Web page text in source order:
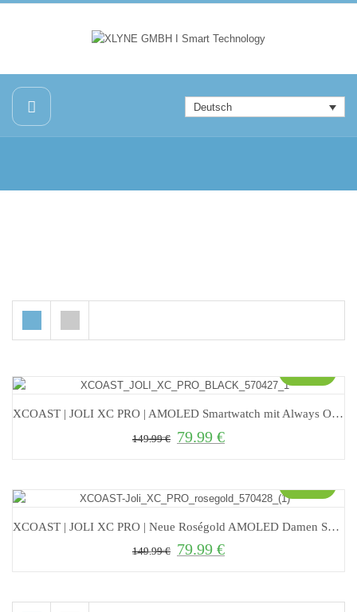
Deutsch
XCOAST | JOLI XC PRO | AMOLED Smartwatch mit Always On Display
149.99€ Ursprünglicher Preis war: 149.99 €
79.99 €Aktueller Preis ist: 79.99 €.
XCOAST | JOLI XC PRO | Neue Roségold AMOLED Damen Smartwatch
149.99€ Ursprünglicher Preis war: 149.99 €
79.99 €Aktueller Preis ist: 79.99 €.